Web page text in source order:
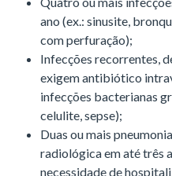
ano (ex.: sinusite,
com perfuração);
Infecções recorrentes,
exigem antibiótico
infecções bacterianas
celulite, sepse);
Duas ou mais
radiológica em até três
necessidade de